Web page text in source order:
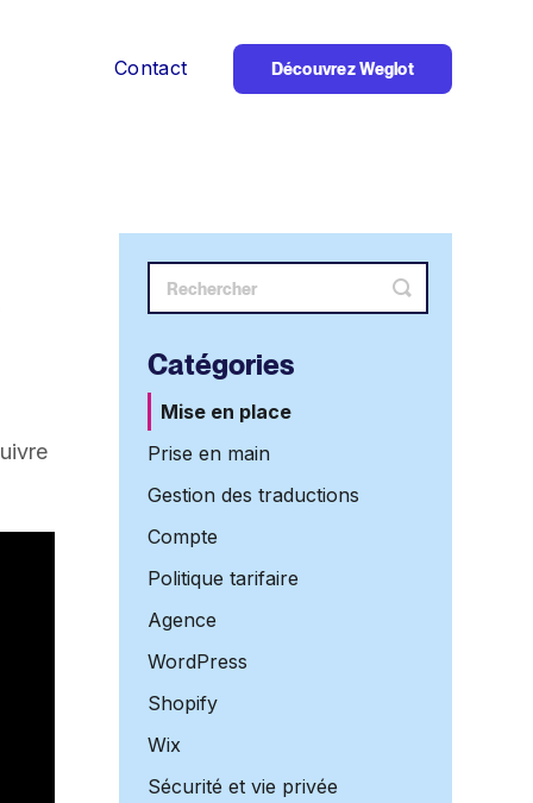
Contact Découvrez Weglot
Bouton
de
Catégories
Mise en place
Prise en main
Gestion des traductions
Compte
Politique tarifaire
Agence
WordPress
Shopify
Wix
Sécurité et vie privée